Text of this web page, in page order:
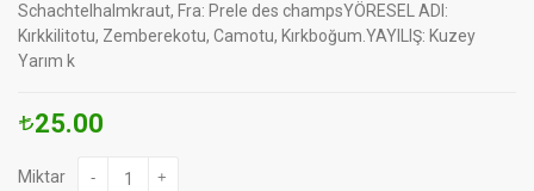
Schachtelhalmkraut, Fra: Prele des champsYÖRESEL ADI:
Kırkkilitotu, Zemberekotu, Camotu, Kırkboğum.YAYILIŞ: Kuzey
Yarım k
25.00
Miktar - +